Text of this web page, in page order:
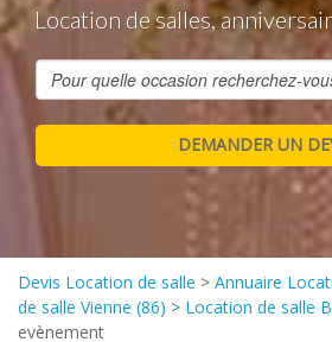
Location de salles,
Devis Location de salle > Annuaire
de salle Vienne (86) > Location de salle
evènement